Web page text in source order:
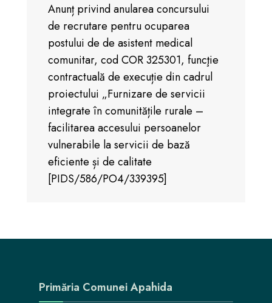
Anunț privind anularea concursului
de recrutare pentru ocuparea
postului de de asistent medical
comunitar, cod COR 325301, funcţie
contractuală de execuție din cadrul
proiectului „Furnizare de servicii
integrate în comunitățile rurale –
facilitarea accesului persoanelor
vulnerabile la servicii de bază
eficiente și de calitate
[PIDS/586/PO4/339395]
Primăria Comunei Apahida